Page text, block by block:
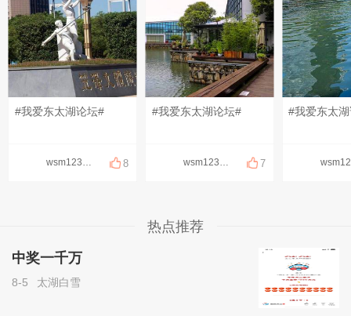
#我爱东太湖论坛#
wsm123456 8
#我爱东太湖论坛#
wsm123456 7
#我爱东太
热点推荐
中奖一千万
8-5 太湖白雪